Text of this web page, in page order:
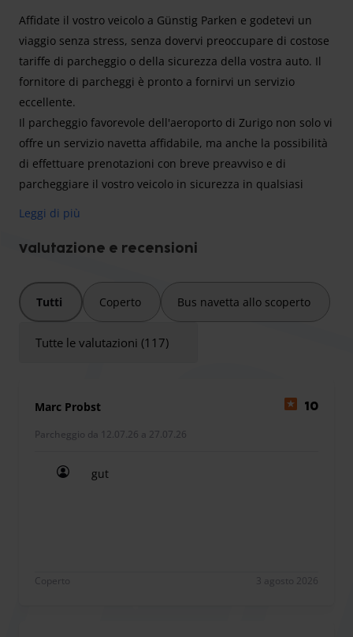
Affidate il vostro veicolo a Günstig Parken e godetevi un
viaggio senza stress, senza dovervi preoccupare di costose
tariffe di parcheggio o della sicurezza della vostra auto. Il
fornitore di parcheggi è pronto a fornirvi un servizio
eccellente.
Il parcheggio favorevole dell'aeroporto di Zurigo non solo vi
offre un servizio navetta affidabile, ma anche la possibilità
di effettuare prenotazioni con breve preavviso e di
parcheggiare il vostro veicolo in sicurezza in qualsiasi
Il fornitore del parcheggio dispone di seggiolini per
bambini e seggiolini rialzati.
Oltre al parcheggio è possibile prenotare anche la pulizia
del veicolo.
Leggi di più
Valutazione e recensioni
Tutti Coperto Bus navetta allo scoperto
Tutte le valutazioni (117)
Marc Probst 10
Parcheggio da 12.07.26 a 27.07.26
gut
Coperto 3 agosto 2026